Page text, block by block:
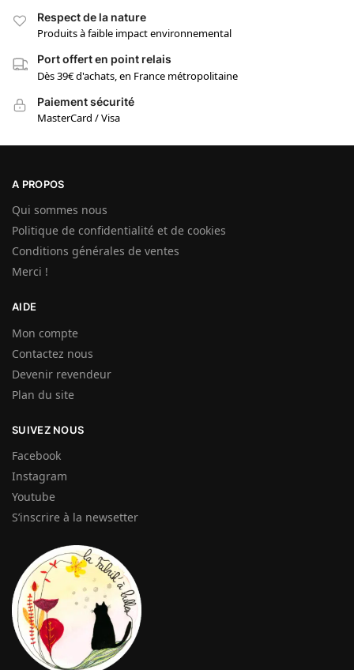
Respect de la nature
Produits à faible impact environnemental
Port offert en point relais
Dès 39€ d'achats, en France métropolitaine
Paiement sécurité
MasterCard / Visa
A PROPOS
Qui sommes nous
Politique de confidentialité et de cookies
Conditions générales de ventes
Merci !
AIDE
Mon compte
Contactez nous
Devenir revendeur
Plan du site
SUIVEZ NOUS
Facebook
Instagram
Youtube
S’inscrire à la newsetter